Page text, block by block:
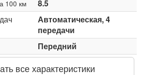
100 км
8.5
Автоматическая, 4
передачи
Передний
все характеристики